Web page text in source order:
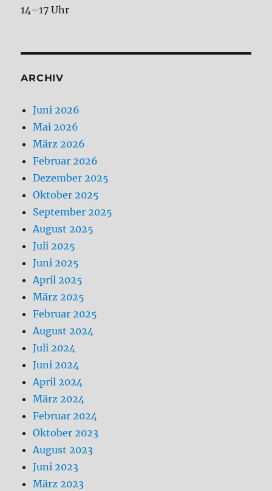
14–17 Uhr
ARCHIV
Juni 2026
Mai 2026
März 2026
Februar 2026
Dezember 2025
Oktober 2025
September 2025
August 2025
Juli 2025
Juni 2025
April 2025
März 2025
Februar 2025
August 2024
Juli 2024
Juni 2024
April 2024
März 2024
Februar 2024
Oktober 2023
August 2023
Juni 2023
März 2023